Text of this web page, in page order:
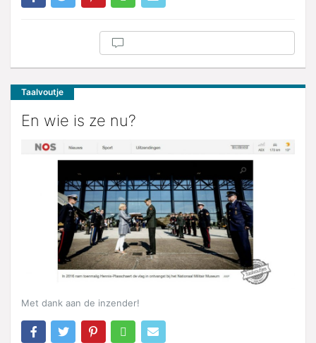
Taalvoutje
En wie is ze nu?
Met dank aan de inzender!